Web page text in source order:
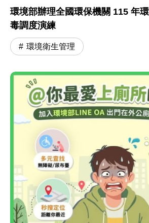
環境部辦理全國環保機關 115 年
毒調度演練
環境衛生管理